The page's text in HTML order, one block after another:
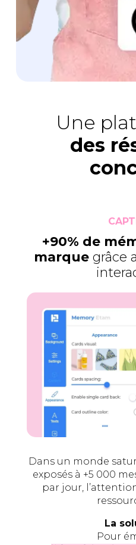
Une
des
+90% de
marque grâce
Dans un monde
exposés à +5 000
par jour,
La
Pour